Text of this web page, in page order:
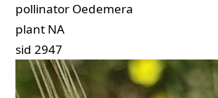
pollinator Oedemera
plant NA
sid 2947